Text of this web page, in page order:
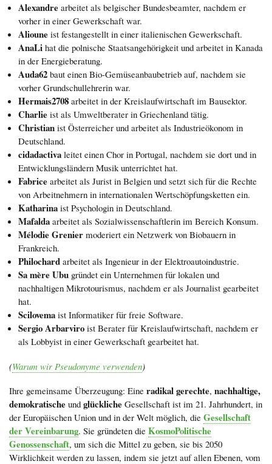
Alexandre arbeitet als belgischer Bundesbeamter, nachdem er
vorher in einer Gewerkschaft war.
Alioune ist festangestellt in einer italienischen Gewerkschaft.
AnaLi hat die polnische Staatsangehörigkeit und arbeitet in Kanada
in der Energieberatung.
Auda62 baut einen Bio-Gemüseanbaubetrieb auf, nachdem sie
vorher Grundschullehrerin war.
Hermais2708 arbeitet in der Kreislaufwirtschaft im Bausektor.
Charlie ist als Umweltberater in Griechenland tätig.
Christian ist Österreicher und arbeitet als Industrieökonom in
Deutschland.
cidadactiva leitet einen Chor in Portugal, nachdem sie dort und in
Entwicklungsländern Musik unterrichtet hat.
Fabrice arbeitet als Jurist in Belgien und setzt sich für die Rechte
von Arbeitnehmern in internationalen Wertschöpfungsketten ein.
Katharina ist Psychologin in Deutschland.
Mafalda arbeitet als Sozialwissenschaftlerin im Bereich Konsum.
Mélodie Grenier moderiert ein Netzwerk von Biobauern in
Frankreich.
Philochard arbeitet als Ingenieur in der Elektroautoindustrie.
Sa mère Ubu gründet ein Unternehmen für lokalen und
nachhaltigen Mikrotourismus, nachdem er als Journalist gearbeitet
hat.
Scilovema ist Informatiker für freie Software.
Sergio Arbarviro ist Berater für Kreislaufwirtschaft, nachdem er
als Lobbyist in einer Gewerkschaft gearbeitet hat.
(Warum wir Pseudonyme verwenden)
Ihre gemeinsame Überzeugung: Eine radikal gerechte, nachhaltige,
demokratische und glückliche Gesellschaft ist im 21. Jahrhundert, in
der Europäischen Union und in der Welt möglich, die Gesellschaft
der Vereinbarung. Sie gründeten die KosmoPolitische
Genossenschaft, um sich die Mittel zu geben, sie bis 2050
Wirklichkeit werden zu lassen, indem sie jetzt auf allen Ebenen, vom